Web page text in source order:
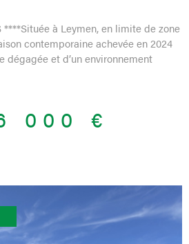
****Située à Leymen, en limite de zone
contemporaine achevée en 2024
dégagée et d’un environnement
ses finitions soignées : chauffage par
comprenant douche, baignoire et
nombreux espaces de rangement
performance énergétique
un bien alliant confort moderne, qualité
000 €